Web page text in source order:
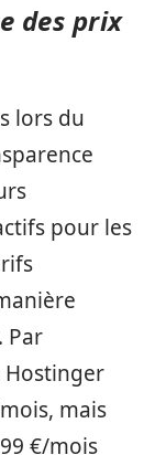
des prix
lors du
pour les
Par
mais
€/mois